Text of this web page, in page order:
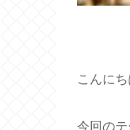
こんに
今回の